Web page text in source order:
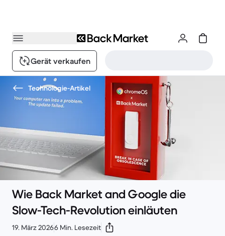
Gerät verkaufen
Technologie-Artikel
Wie Back Market and Google die
Slow-Tech-Revolution einläuten
19. März 20266 Min. Lesezeit